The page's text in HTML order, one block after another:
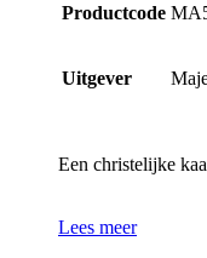
Productcode
Uitgever
Een christelijke
Lees meer